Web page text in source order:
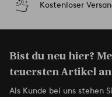
Kostenloser
Bist du neu hier?
teuersten Artikel
Als Kunde bei uns stehen